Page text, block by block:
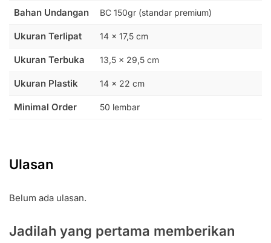
Bahan Undangan BC 150gr (standar premium)
Ukuran Terlipat 14 x 17,5 cm
Ukuran Terbuka 13,5 x 29,5 cm
Ukuran Plastik 14 x 22 cm
Minimal Order 50 lembar
Ulasan
Belum ada ulasan.
Jadilah yang pertama memberikan